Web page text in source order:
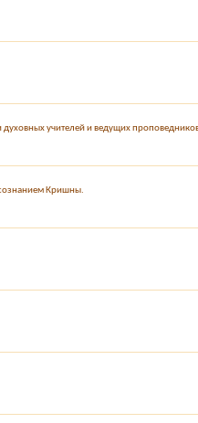
учителей и ведущих
Кришны.